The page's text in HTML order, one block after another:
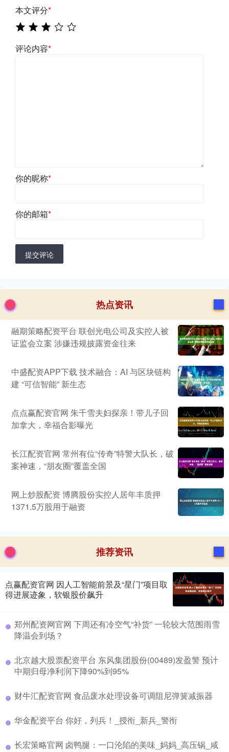
本文评分*
评论内容*
你的昵称*
你的邮箱*
提交评论
热点资讯
融期策略配资平台 联创光电公司及实控人被
证监会立案 涉嫌违规披露资金往来
中盛配资APP下载 技术融合：AI 与区块链构
建 “可信智能” 新生态
点点赢配资官网 朱千雪夫妇探亲！带儿子回
加拿大，幸福合影曝光
长江配资官网 常州有位“传奇”特警大队长，破
案神速，“朋友圈”覆盖全国
网上炒股配资 博腾股份实控人居年丰质押
1371.5万股用于融资
推荐资讯
点赢配资官网 因人工智能前景及“星门”项目取
得进展迹象，软银股价飙升
郑州配资网官网 下周还有冷空气“补货” 一轮较大范围雨雪
降温会到场？
北京越大股票配资平台 东风集团股份(00489)发盈警 预计
中期归母净利润下降90%到95%
财牛汇配资官网 食品废水处理设备可调阻尼弹簧减振器
华金配资平台 你好，列兵！_授衔_新兵_警衔
长宏策略官网 卤鸭腿：一口沦陷的美味_妈妈_高压锅_咸